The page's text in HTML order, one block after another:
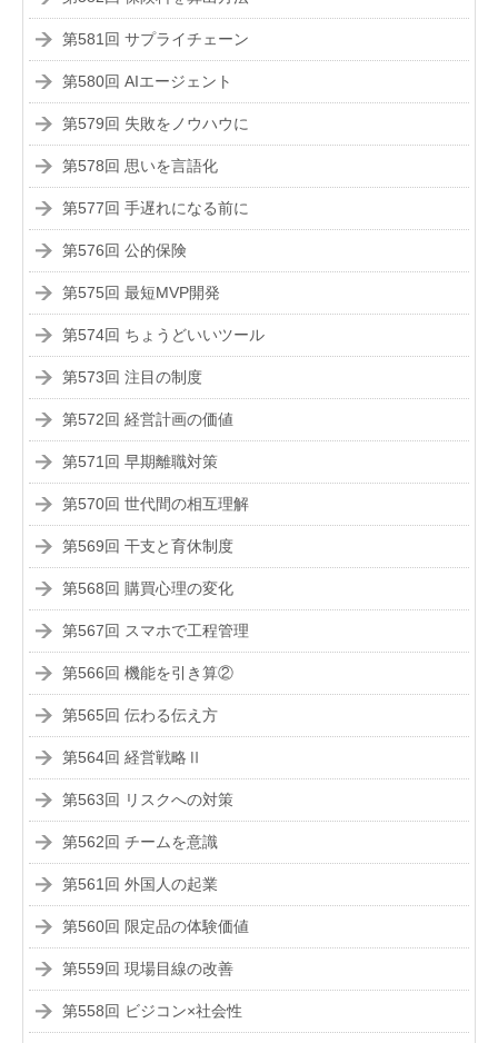
第581回 サプライチェーン
第580回 AIエージェント
第579回 失敗をノウハウに
第578回 思いを言語化
第577回 手遅れになる前に
第576回 公的保険
第575回 最短MVP開発
第574回 ちょうどいいツール
第573回 注目の制度
第572回 経営計画の価値
第571回 早期離職対策
第570回 世代間の相互理解
第569回 干支と育休制度
第568回 購買心理の変化
第567回 スマホで工程管理
第566回 機能を引き算②
第565回 伝わる伝え方
第564回 経営戦略Ⅱ
第563回 リスクへの対策
第562回 チームを意識
第561回 外国人の起業
第560回 限定品の体験価値
第559回 現場目線の改善
第558回 ビジコン×社会性